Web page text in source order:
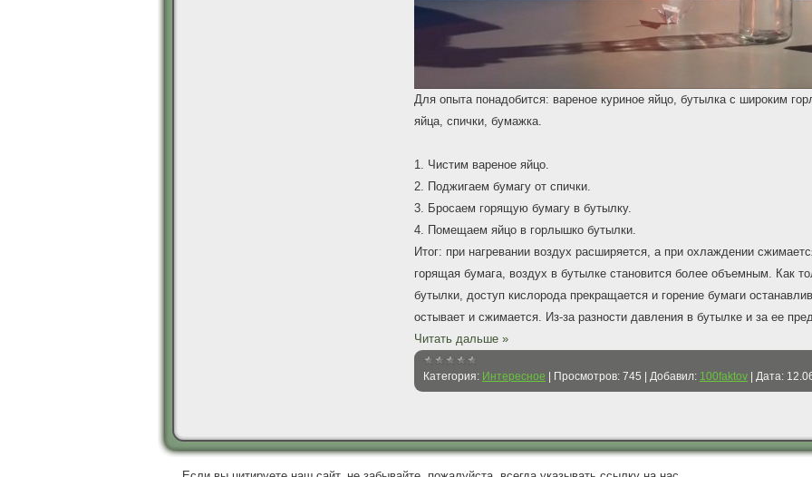
Для опыта понадобится: вареное куриное яйцо, бутылка с широким
яйца, спички, бумажка.
1. Чистим вареное яйцо.
2. Поджигаем бумагу от спички.
3. Бросаем горящую бумагу в бутылку.
4. Помещаем яйцо в горлышко бутылки.
Итог: при нагревании воздух расширяется, а при охлаждении
горящая бумага, воздух в бутылке становится более объемным. Как
бутылки, доступ кислорода прекращается и горение бумаги
остывает и сжимается. Из-за разности давления в бутылке и за ее
Читать дальше »
Категория: Интересное Просмотров: 745 Добавил: 100faktov Дата: